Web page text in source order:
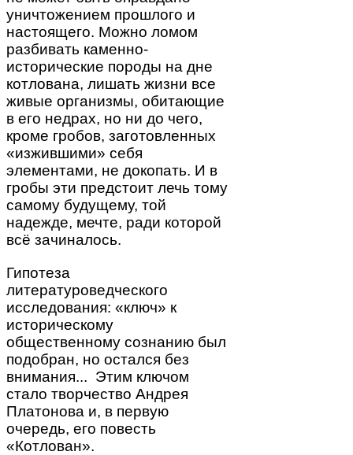
уничтожением прошлого и
настоящего. Можно ломом
разбивать каменно-
исторические породы на дне
котлована, лишать жизни все
живые организмы, обитающие
в его недрах, но ни до чего,
кроме гробов, заготовленных
«изжившими» себя
элементами, не докопать. И в
гробы эти предстоит лечь тому
самому будущему, той
надежде, мечте, ради которой
всё зачиналось.
Гипотеза
литературоведческого
исследования: «ключ» к
историческому
общественному сознанию был
подобран, но остался без
внимания... Этим ключом
стало творчество Андрея
Платонова и, в первую
очередь, его повесть
«Котлован».